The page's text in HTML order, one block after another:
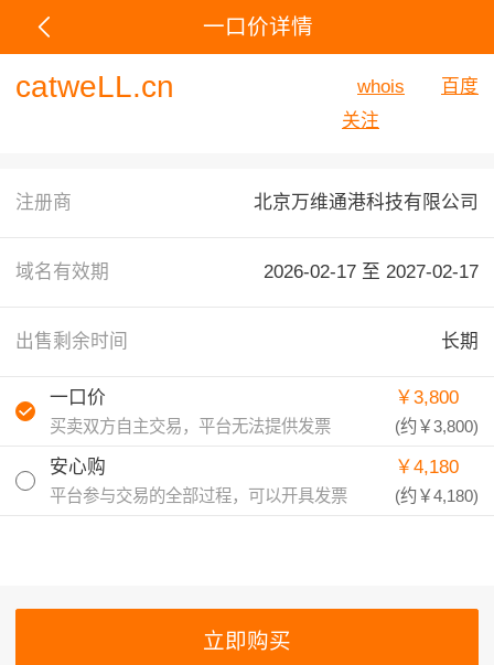
一口价详情
catweLL.cn whois
百度
关注
注册商 北京万维通港科技有限公司
域名有效期 2026-02-17 至 2027-02-17
出售剩余时间 长期
一口价
买卖双方自主交易，平台无法提供发票
￥3,800
(约￥3,800)
安心购
平台参与交易的全部过程，可以开具发票
￥4,180
(约￥4,180)